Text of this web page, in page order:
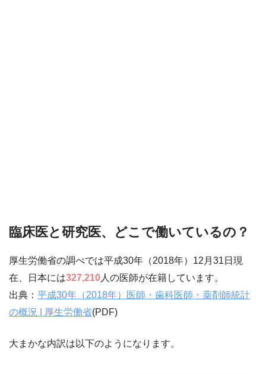
臨床医と研究医、どこで働いているの？
厚生労働省の調べでは平成30年（2018年）12月31日現
在、日本には327,210人の医師が在籍しています。
出典： 平成30年（2018年）医師・歯科医師・薬剤師統計
の概況 | 厚生労働省(PDF)
大まかな内訳は以下のようになります。